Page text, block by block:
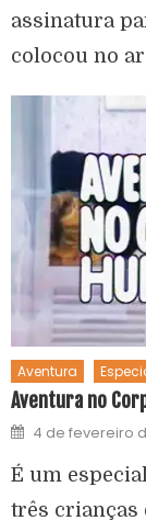
assinatura
colocou no ar
Aventura
Aventura no
4 de fevereiro
É um
três crianças